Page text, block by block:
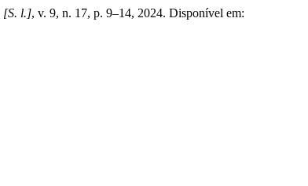
[S. l.], v. 9, n. 17, p. 9–14, 2024. Disponível em: